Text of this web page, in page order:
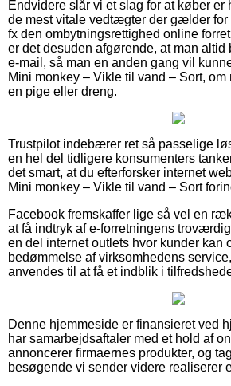
Endvidere slår vi et slag for at køber er
de mest vitale vedtægter der gælder for
fx den ombytningsrettighed online
er det desuden afgørende, at man altid
e-mail, så man en anden gang vil
Mini monkey – Vikle til vand – Sort, om
en pige eller dreng.
Trustpilot indebærer ret så passelige
en hel del tidligere konsumenters
det smart, at du efterforsker internet
Mini monkey – Vikle til vand – Sort
Facebook fremskaffer lige så vel en
at få indtryk af e-forretningens
en del internet outlets hvor kunder kan
bedømmelse af virksomhedens
anvendes til at få et indblik i
Denne hjemmeside er finansieret ved
har samarbejdsaftaler med et hold af
annoncerer firmaernes produkter, og
besøgende vi sender videre realiserer